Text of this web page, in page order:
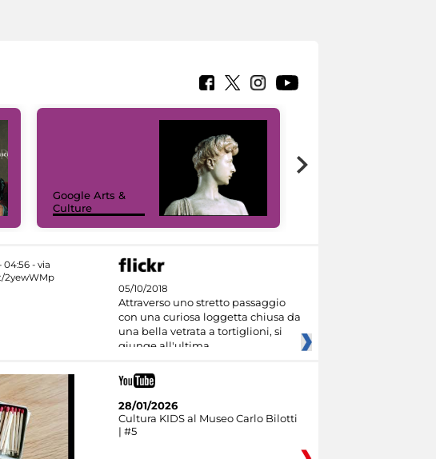
Google Arts &
Culture
05/10/2018
Attraverso uno stretto passaggio
con una curiosa loggetta chiusa da
una bella vetrata a tortiglioni, si
giunge all'ultima
28/01/2026
Cultura KIDS al Museo Carlo Bilotti
| #5